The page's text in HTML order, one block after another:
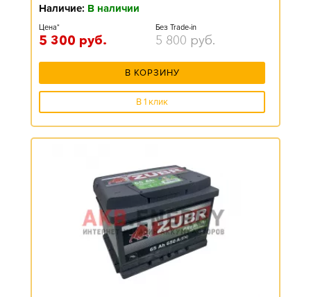
Наличие: В наличии
Цена*
5 300 руб.
Без Trade-in
5 800 руб.
В КОРЗИНУ
В 1 клик